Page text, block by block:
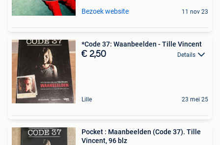
Bezoek website 11 nov 23
*Code 37: Waanbeelden - Tille Vincent
€ 2,50 Details
Lille 23 mei 25
Pocket : Maanbeelden (Code 37). Tille
Vincent, 96 blz